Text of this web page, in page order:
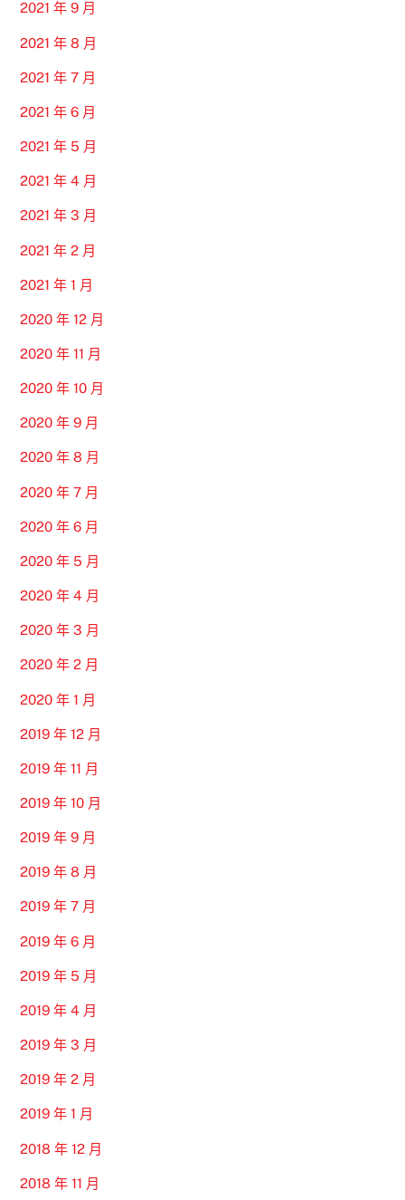
2021 年 9 月
2021 年 8 月
2021 年 7 月
2021 年 6 月
2021 年 5 月
2021 年 4 月
2021 年 3 月
2021 年 2 月
2021 年 1 月
2020 年 12 月
2020 年 11 月
2020 年 10 月
2020 年 9 月
2020 年 8 月
2020 年 7 月
2020 年 6 月
2020 年 5 月
2020 年 4 月
2020 年 3 月
2020 年 2 月
2020 年 1 月
2019 年 12 月
2019 年 11 月
2019 年 10 月
2019 年 9 月
2019 年 8 月
2019 年 7 月
2019 年 6 月
2019 年 5 月
2019 年 4 月
2019 年 3 月
2019 年 2 月
2019 年 1 月
2018 年 12 月
2018 年 11 月